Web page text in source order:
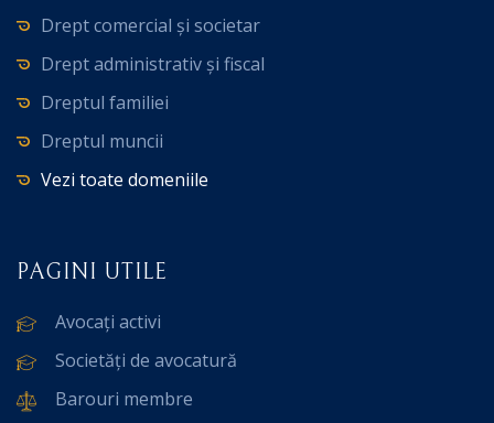
Drept comercial și societar
Drept administrativ și fiscal
Dreptul familiei
Dreptul muncii
Vezi toate domeniile
PAGINI UTILE
Avocați activi
Societăți de avocatură
Barouri membre